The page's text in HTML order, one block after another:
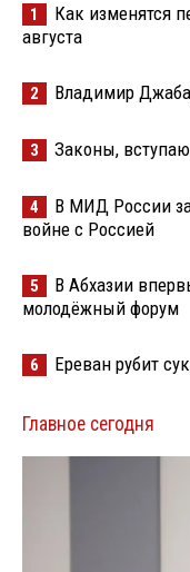
1
Как изменятся
августа
2 Владимир
3 Законы,
4
В МИД России
войне с Россией
5
В Абхазии
молодёжный форум
6 Ереван рубит
Главное сегодня